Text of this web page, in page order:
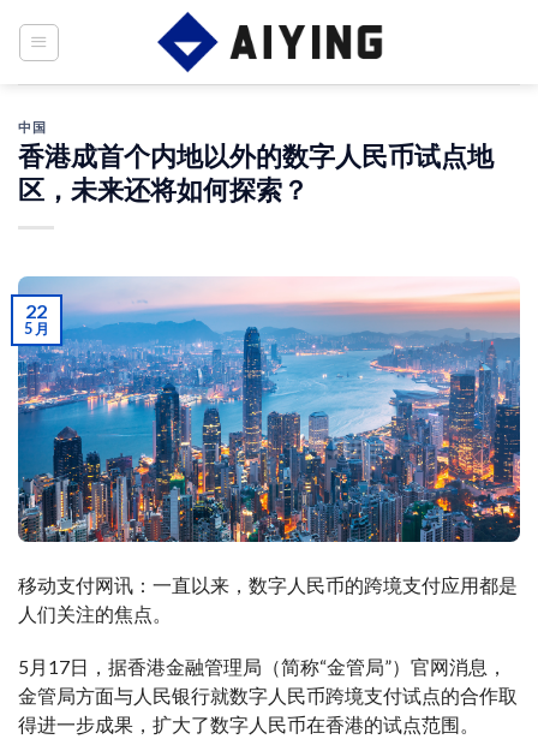
中国
香港成首个内地以外的数字人民币试点地
区，未来还将如何探索？
22
5 月
移动支付网讯：一直以来，数字人民币的跨境支付应用都是
人们关注的焦点。
5月17日，据香港金融管理局（简称“金管局”）官网消息，
金管局方面与人民银行就数字人民币跨境支付试点的合作取
得进一步成果，扩大了数字人民币在香港的试点范围。